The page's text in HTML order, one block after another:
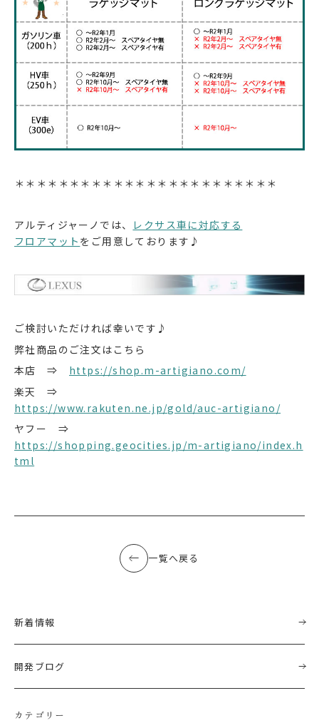
＊＊＊＊＊＊＊＊＊＊＊＊＊＊＊＊＊＊＊＊＊＊＊＊
アルティジャーノでは、
レクサス車に対応する
フロアマット をご用意しております♪
ご検討いただければ幸いです♪
弊社商品のご注文はこちら
本店 ⇒ https://shop.m-artigiano.com/
楽天 ⇒
https://www.rakuten.ne.jp/gold/auc-artigiano/
ヤフー ⇒
https://shopping.geocities.jp/m-artigiano/index.h
tml
一覧へ戻る
新着情報
開発ブログ
カテゴリー